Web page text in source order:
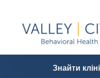
Знайти